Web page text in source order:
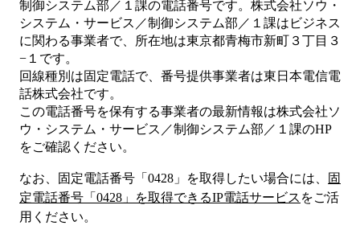
制御システム部／１課の電話番号です。 株式会社ソウ・
システム・サービス／制御システム部／１課は ビジネス
に関わる事業者で、所在地は東京都青梅市新町３丁目３
−１ です。
回線種別は固定電話で、番号提供事業者は東日本電信電
話株式会社です。
この電話番号を保有する事業者の最新情報は株式会社ソ
ウ・システム・サービス／制御システム部／１課のHP
をご確認ください。
なお、固定電話番号「 0428 」を取得したい場合には、
固
定電話番号「 0428 」を取得できるIP電話サービス をご活
用ください。